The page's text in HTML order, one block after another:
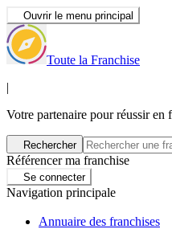
Ouvrir le menu principal
Toute la Franchise
|
Votre partenaire pour réussir en
Rechercher
Référencer ma franchise
Se connecter
Navigation principale
Annuaire des franchises